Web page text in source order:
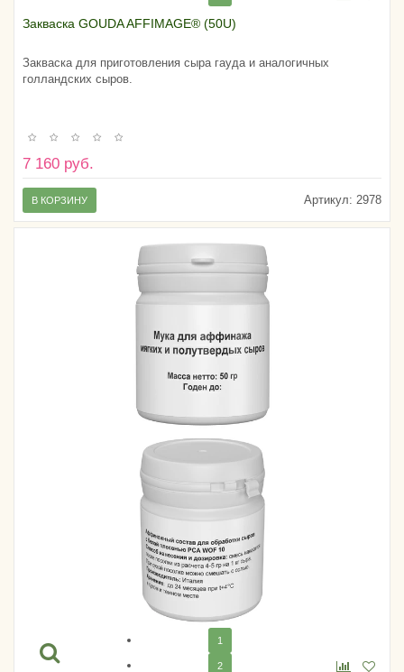
Закваска GOUDA AFFIMAGE® (50U)
Закваска для приготовления сыра гауда и аналогичных
голландских сыров.
7 160 руб.
Артикул: 2978
В КОРЗИНУ
1
2